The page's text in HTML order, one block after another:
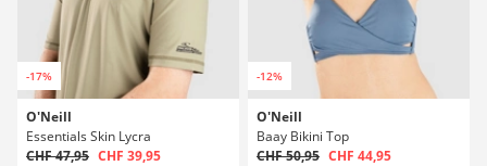
-17%
O'Neill
Essentials Skin Lycra
CHF 47,95 CHF 39,95
-12%
O'Neill
Baay Bikini Top
CHF 50,95 CHF 44,95